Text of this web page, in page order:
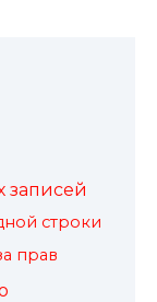
записей
строки
прав